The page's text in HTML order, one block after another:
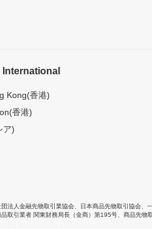
International
Kong(香港)
香港)
ア)
団法人金融先物取引業協会 日本商品先物取引協会
取引業者 関東財務局長（金商）第195号、商品先物